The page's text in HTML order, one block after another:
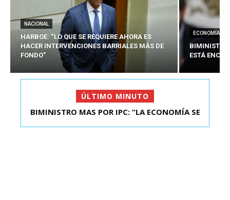
NACIONAL
HARBOE: “LO QUE SE REQUIERE AHORA ES
HACER INTERVENCIONES BARRIALES MÁS DE
FONDO”
ECONOMÍA
BIMINISTRO
ESTÁ
ÚLTIMO MINUTO
KAST SE REUNIÓ CON EL PRESIDENTE ELECTO DE
BIMINISTRO MAS POR IPC: “LA ECONOMÍA SE